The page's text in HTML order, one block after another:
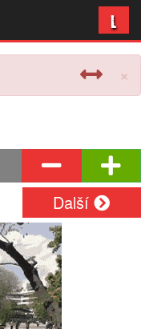
L
×
Další